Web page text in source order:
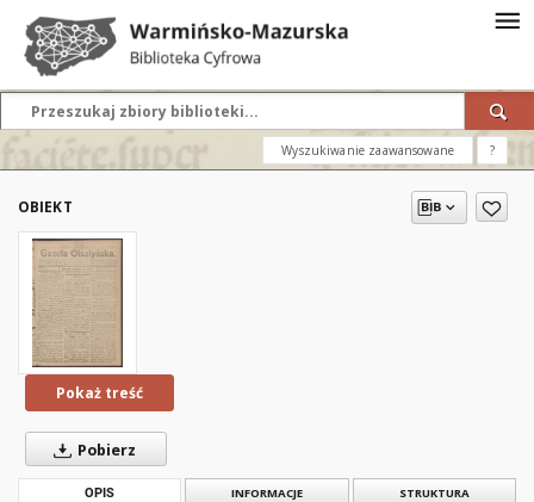
Wyszukiwanie zaawansowane ?
OBIEKT
Pokaż treść
Pobierz
OPIS INFORMACJE STRUKTURA